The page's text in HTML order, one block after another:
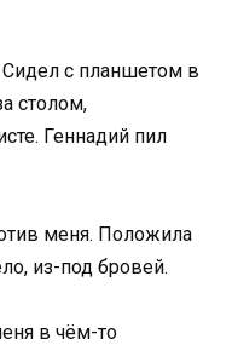
с планшетом в
столом,
Геннадий пил
меня. Положила
из-под бровей.
в чём-то